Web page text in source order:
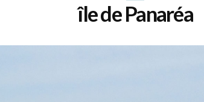
île de Panaréa